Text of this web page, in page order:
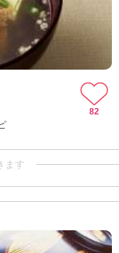
82
ます